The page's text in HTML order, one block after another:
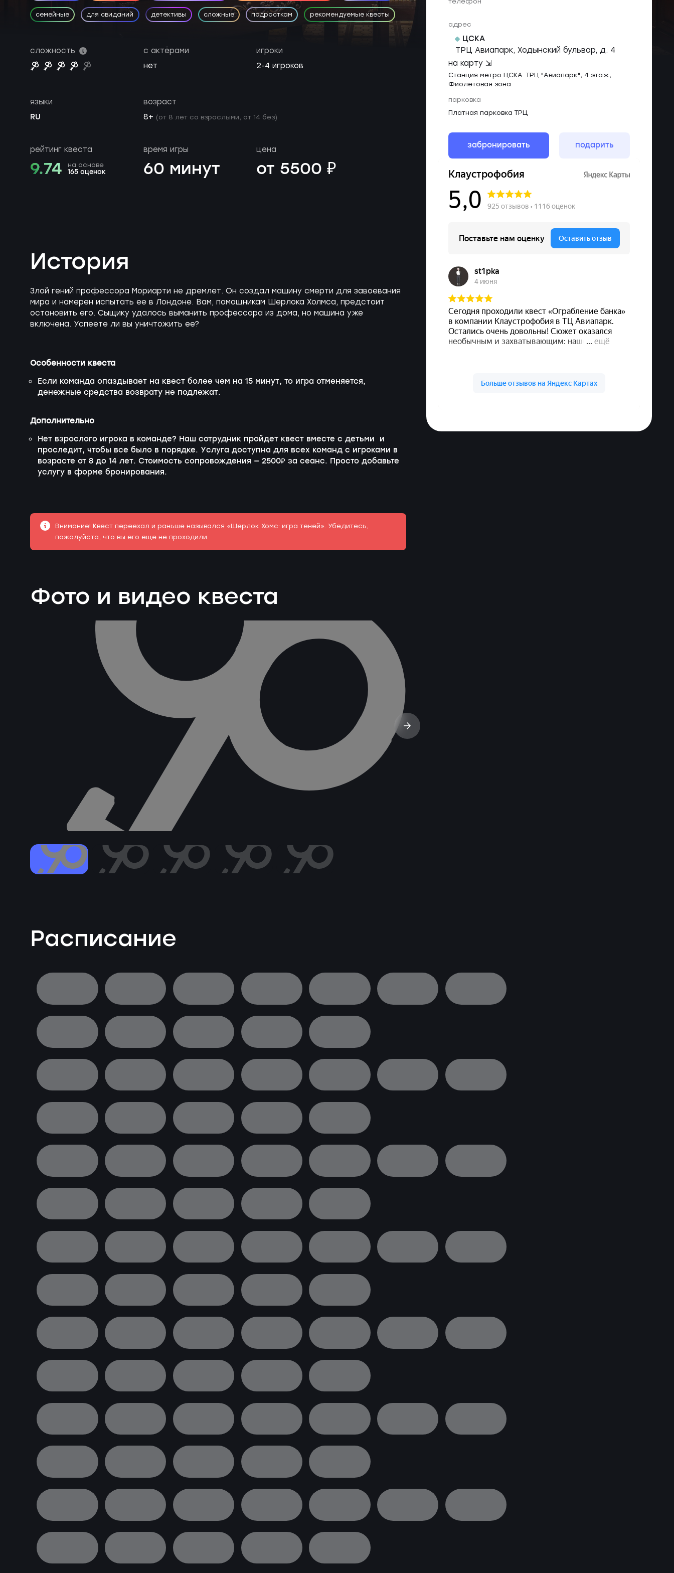
семейные для свиданий детективы сложные подросткам рекомендуемые квесты
адрес
ЦСКА
ТРЦ Авиапарк, Ходынский бульвар, д. 4
на карту ⇲
Станция метро ЦСКА. ТРЦ "Авиапарк", 4 этаж,
Фиолетовая зона
парковка
Платная парковка ТРЦ
забронировать подарить
сложность
с актёрами
нет
игроки
2-4 игроков
языки
RU
возраст
8+ (от 8 лет со взрослыми, от 14 без)
рейтинг квеста
9.74 на основе
165 оценок
время игры
60 минут
цена
от 5500 ₽
История
Злой гений профессора Мориарти не дремлет. Он создал машину смерти для завоевания
мира и намерен испытать ее в Лондоне. Вам, помощникам Шерлока Холмса, предстоит
остановить его. Сыщику удалось выманить профессора из дома, но машина уже
включена. Успеете ли вы уничтожить ее?
Особенности квеста
Если команда опаздывает на квест более чем на 15 минут, то игра отменяется,
денежные средства возврату не подлежат.
Дополнительно
Нет взрослого игрока в команде? Наш сотрудник пройдет квест вместе с детьми и
проследит, чтобы все было в порядке. Услуга доступна для всех команд с игроками в
возрасте от 8 до 14 лет. Стоимость сопровождения — 2500₽ за сеанс. Просто добавьте
услугу в форме бронирования.
Внимание! Квест переехал и раньше назывался «Шерлок Хомс: игра теней». Убедитесь,
пожалуйста, что вы его еще не проходили.
Фото и видео квеста
Расписание